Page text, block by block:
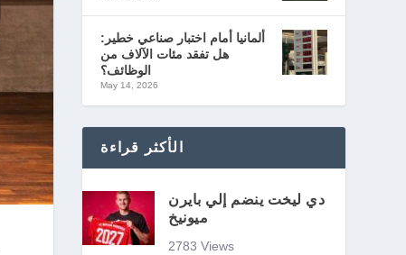
ألمانيا أمام اختبار صناعي خطير:
هل تفقد مئات الآلاف من
الوظائف؟
May 14, 2026
الأكثر قراءة
دي ليخت ينضم إلي بايرن
ميونيخ
2783 Views